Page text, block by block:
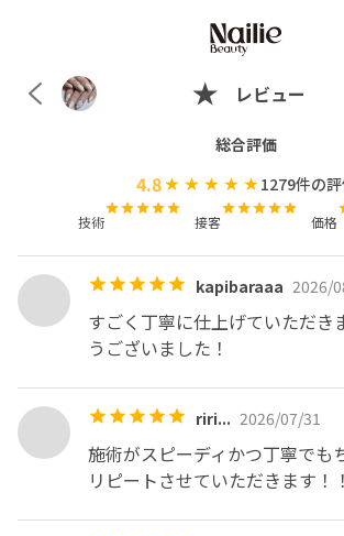
レビュー
総合評価
4.8 1279件の
技術 接客 価格
kapibaraaa 2026/
すごく丁寧に仕上げていただき
riri... 2026/07/31
施術がスピーディかつ丁寧でも
リピートさせていただきます！！